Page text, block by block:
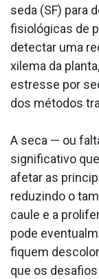
seda (SF) para
fisiológicas de
detectar uma
xilema da
estresse por
dos métodos
A seca — ou
significativo
afetar as
reduzindo o
caule e a
pode
fiquem
que os